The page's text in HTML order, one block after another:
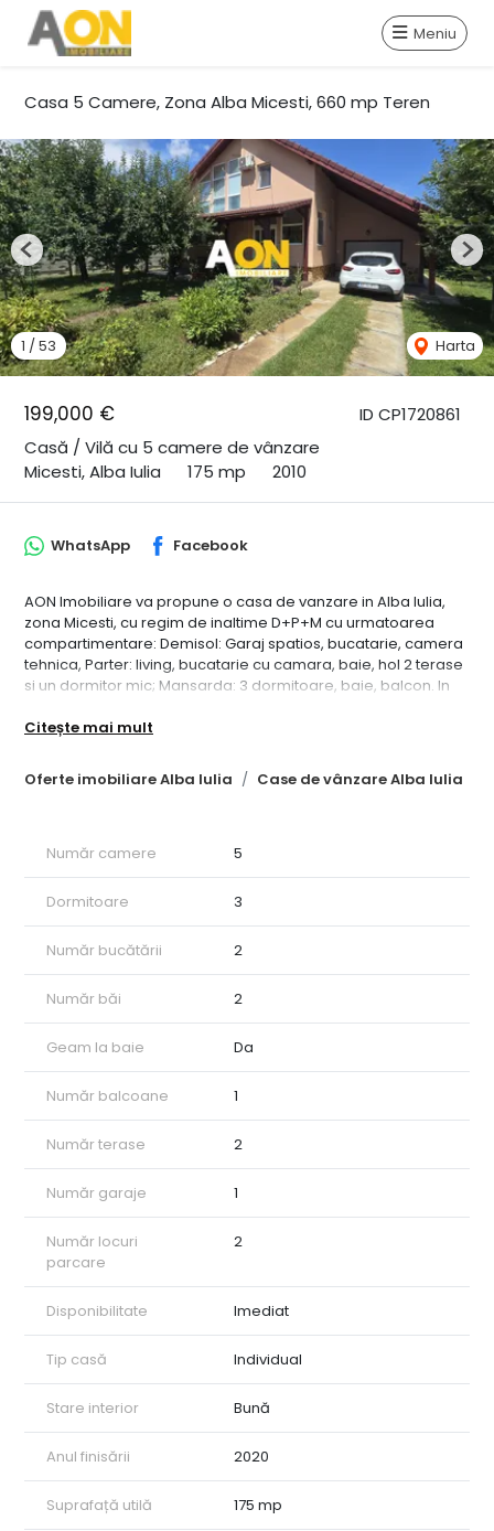
Meniu
Casa 5 Camere, Zona Alba Micesti, 660 mp Teren
ID CP1720861
199,000 €
Casă / Vilă cu 5 camere de vânzare
Micesti, Alba Iulia
175 mp 2010
1 /53 Harta
Previous
Oferte imobiliare Alba Iulia Case de vânzare Alba Iulia
WhatsApp Facebook
AON Imobiliare va propune o casa de vanzare in Alba Iulia,
zona Micesti, cu regim de inaltime D+P+M cu urmatoarea
compartimentare: Demisol: Garaj spatios, bucatarie, camera
tehnica, Parter: living, bucatarie cu camara, baie, hol 2 terase
si un dormitor mic; Mansarda: 3 dormitoare, baie, balcon. In
iar gazonul din curte este irigat cu hidrofor din fantana
suprafata terenului 657 mp. Deschiderea este de 16 ml.
Pretabil locuinta/birou. Pretul este usor discutabil, ID CP1720861
Citește mai mult
Număr camere 5
Dormitoare 3
Număr bucătării 2
Număr băi 2
Geam la baie Da
Număr balcoane 1
Număr terase 2
Număr garaje 1
Număr locuri
parcare
2
Disponibilitate Imediat
Tip casă Individual
Stare interior Bună
Anul finisării 2020
Suprafață utilă 175 mp